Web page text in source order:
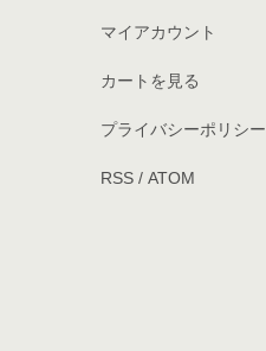
マイアカウント
カートを見る
プライバシーポリシー
RSS/ ATOM